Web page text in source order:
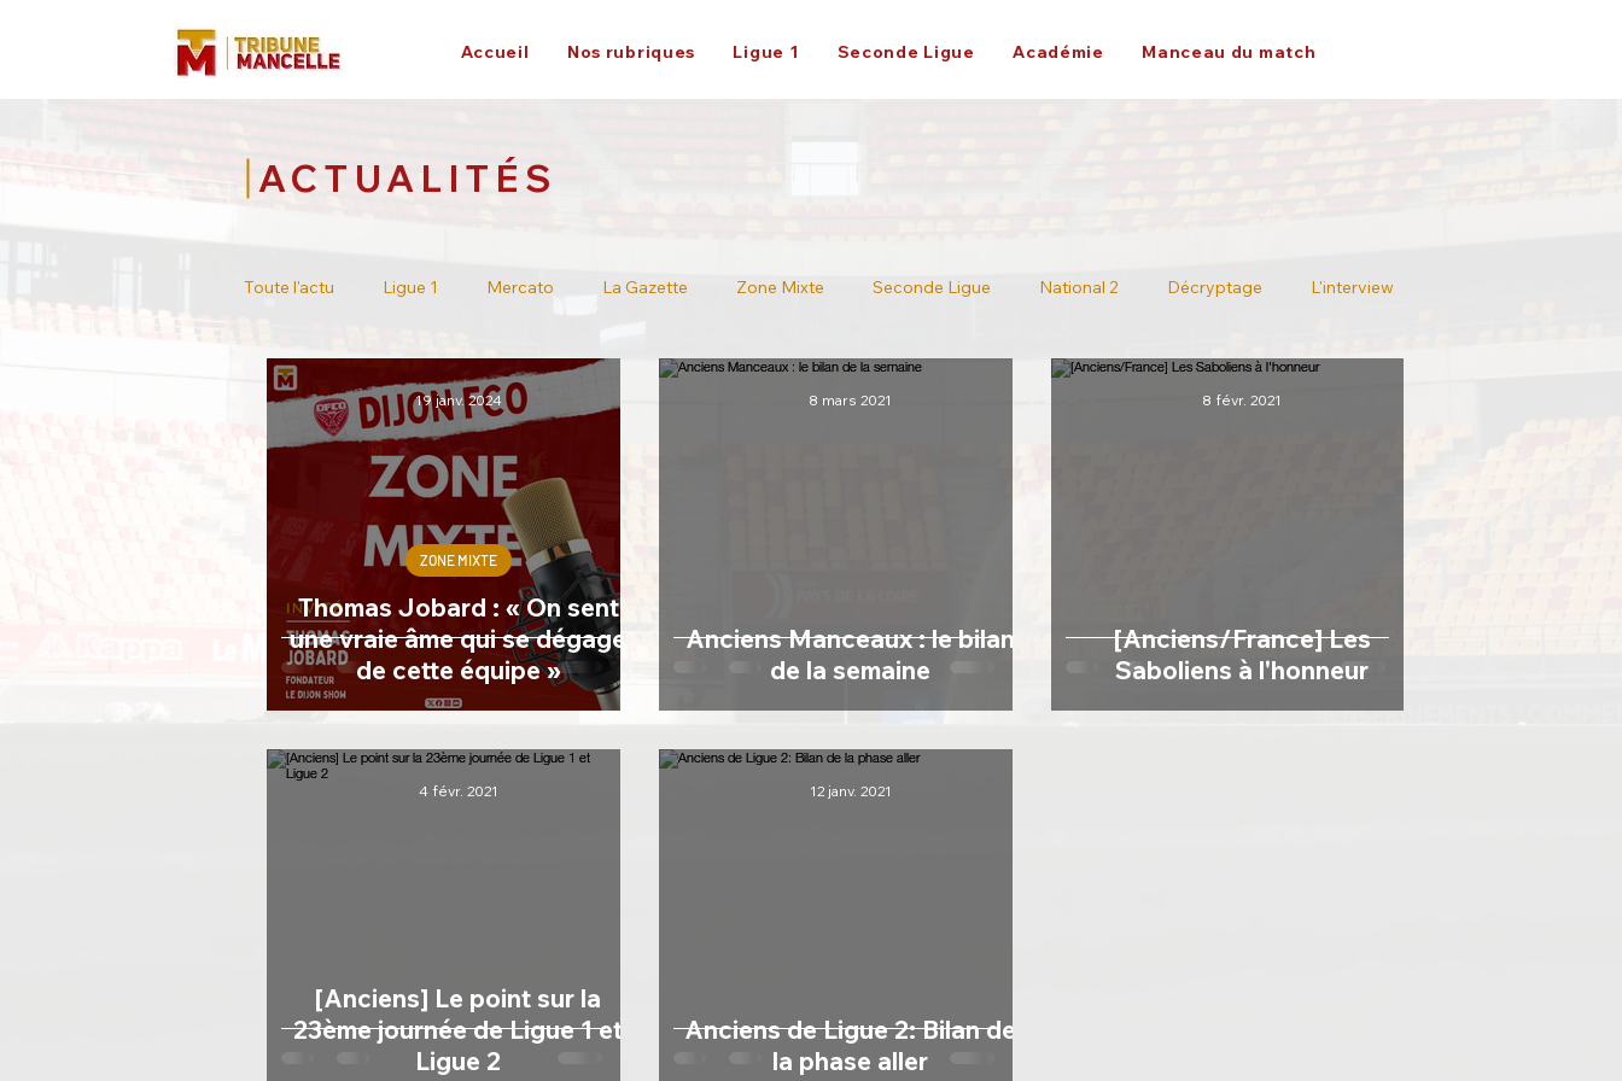
Accueil Nos rubriques Ligue 1 Seconde Ligue Académie Manceau du match
ACTUALITÉS
Toute l'actu Ligue 1 Mercato La Gazette Zone Mixte Seconde Ligue National 2 Décryptage L'interview
Tour de France Académie
Thomas Jobard : « On sent
une vraie âme qui se dégage
de cette équipe »
ZONE MIXTE
19 janv. 2024
Anciens Manceaux : le bilan
de la semaine
8 mars 2021
[Anciens/France] Les
Saboliens à l'honneur
8 févr. 2021
[Anciens] Le point sur la
23ème journée de Ligue 1 et
Ligue 2
4 févr. 2021
Anciens de Ligue 2: Bilan de
la phase aller
12 janv. 2021